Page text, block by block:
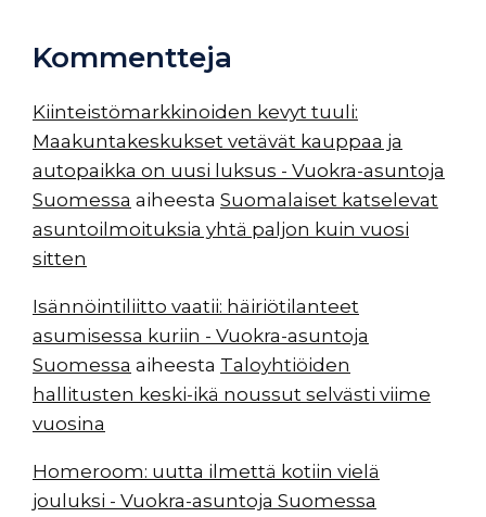
Kommentteja
Kiinteistömarkkinoiden kevyt tuuli:
Maakuntakeskukset vetävät kauppaa ja
autopaikka on uusi luksus - Vuokra-asuntoja
Suomessa aiheesta Suomalaiset katselevat
asuntoilmoituksia yhtä paljon kuin vuosi
sitten
Isännöintiliitto vaatii: häiriötilanteet
asumisessa kuriin - Vuokra-asuntoja
Suomessa aiheesta Taloyhtiöiden
hallitusten keski-ikä noussut selvästi viime
vuosina
Homeroom: uutta ilmettä kotiin vielä
jouluksi - Vuokra-asuntoja Suomessa